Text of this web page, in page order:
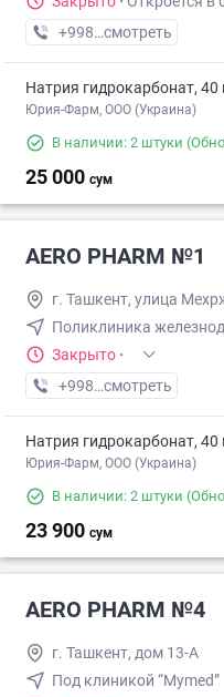
+998 (94) XXX-XX-XX
смотреть
Натрия гидрокарбонат,
Юрия-Фарм, ООО (Украина)
В наличии: 2 штуки
25 000 сум
AERO PHARM №1
г. Ташкент, улица
Поликлиника
Закрыто ·
+998 (70) XXX-XX-XX
смотреть
Натрия гидрокарбонат,
Юрия-Фарм, ООО (Украина)
В наличии: 2 штуки
23 900 сум
AERO PHARM №4
г. Ташкент, дом 13-А
Под клиникой “Mymed”